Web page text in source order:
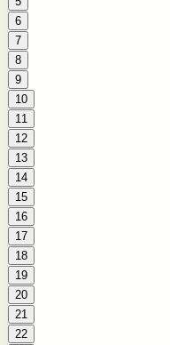
6
7
8
9
10
11
12
13
14
15
16
17
18
19
20
21
22